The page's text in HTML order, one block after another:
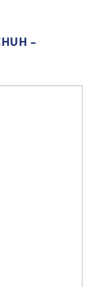
–